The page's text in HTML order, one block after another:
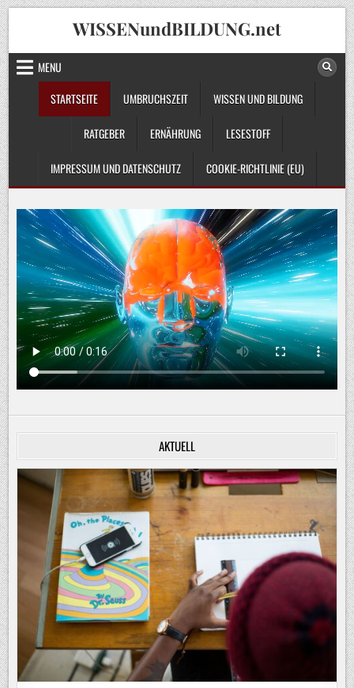
Skip
to
content
WISSENundBILDUNG.net
MENU
STARTSEITE
UMBRUCHSZEIT WISSEN UND BILDUNG
RATGEBER ERNÄHRUNG LESESTOFF
IMPRESSUM UND DATENSCHUTZ COOKIE-RICHTLINIE (EU)
AKTUELL